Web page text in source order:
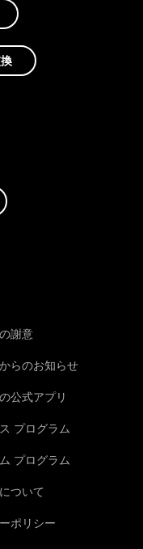
謝意
らのお知らせ
公式アプリ
プログラム
プログラム
ついて
ポリシー